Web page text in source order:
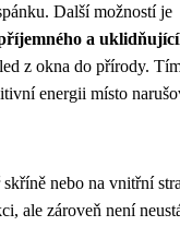
Další možností je
a
z okna do přírody.
energii místo
nebo na vnitřní
ale zároveň není